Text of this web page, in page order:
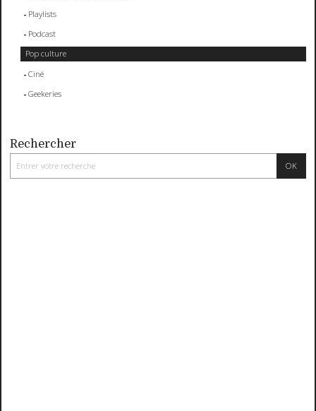
Playlists
Podcast
Pop culture
Ciné
Geekeries
Rechercher